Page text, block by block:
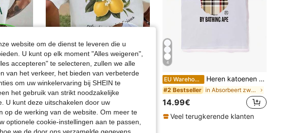
4
-15% Manfinity zomer-T-shirts voor heren met Lemon Wine grafische print, korte mouwen, ronde hals, casual top voor de zomer en lente, katoenen T-shirts voor heren, zomeroutfit voor
#2 Bestseller
5.99€ 7.12€
4
EU Warehouse Heren katoenen T-shirt, oversized casual zomeroutfit, print met apenkop, streetwear, korte mouwen
#2 Bestseller in Absorbeert zweet Heren T-shirts
14.99€
Veel terugkerende klanten
website om de dienst te leveren die u
U kunt op elk moment "Alles weigeren",
accepteren" te selecteren, zullen we alle
van het verkeer, het bieden van verbeterde
om uw winkelervaring bij SHEIN te
het gebruik van strikt noodzakelijke
U kunt deze uitschakelen door uw
op de werking van de website. Om meer te
optionele cookie-instellingen aan te passen,